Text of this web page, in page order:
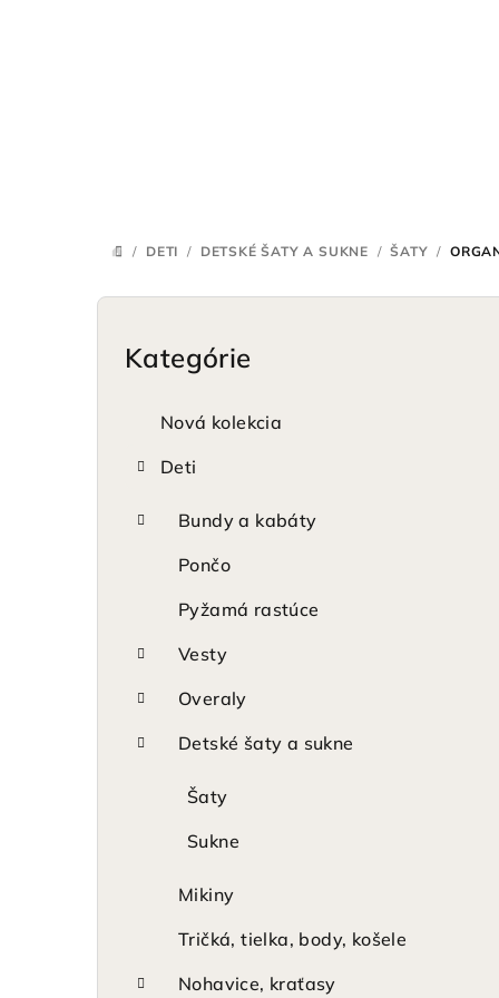
DOMOV
/ DETI / DETSKÉ ŠATY A SUKNE / ŠATY /
B
Preskočiť
kategórie
Kategórie
Nová kolekcia
Deti
Bundy a kabáty
Pončo
Pyžamá rastúce
Vesty
Overaly
Detské šaty a sukne
Šaty
Sukne
Mikiny
Tričká, tielka, body, košele
Nohavice, kraťasy